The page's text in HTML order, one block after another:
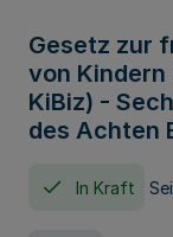
Gesetz zur
von
KiBiz) -
des Achten
In Kraft